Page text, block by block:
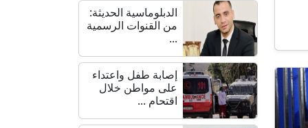
الدبلوماسية الحديثة:
من القنوات الرسمية
...
إصابة طفل واعتداء
على مواطن خلال
اقتحام ...